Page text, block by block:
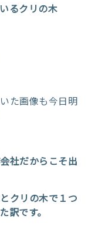
るクリの木
た画像も今日明
社だからこそ出
クリの木で１つ
訳です。